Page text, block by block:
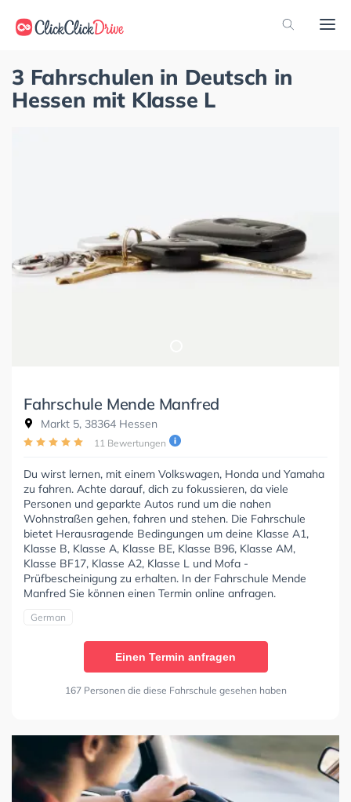
3 Fahrschulen in Deutsch in
Hessen mit Klasse L
Fahrschule Mende Manfred
Markt 5, 38364 Hessen
11 Bewertungen
Du wirst lernen, mit einem Volkswagen, Honda und Yamaha
zu fahren. Achte darauf, dich zu fokussieren, da viele
Personen und geparkte Autos rund um die nahen
Wohnstraßen gehen, fahren und stehen. Die Fahrschule
bietet Herausragende Bedingungen um deine Klasse A1,
Klasse B, Klasse A, Klasse BE, Klasse B96, Klasse AM,
Klasse BF17, Klasse A2, Klasse L und Mofa -
Prüfbescheinigung zu erhalten. In der Fahrschule Mende
Manfred Sie können einen Termin online anfragen.
German
Einen Termin anfragen
167 Personen die diese Fahrschule gesehen haben